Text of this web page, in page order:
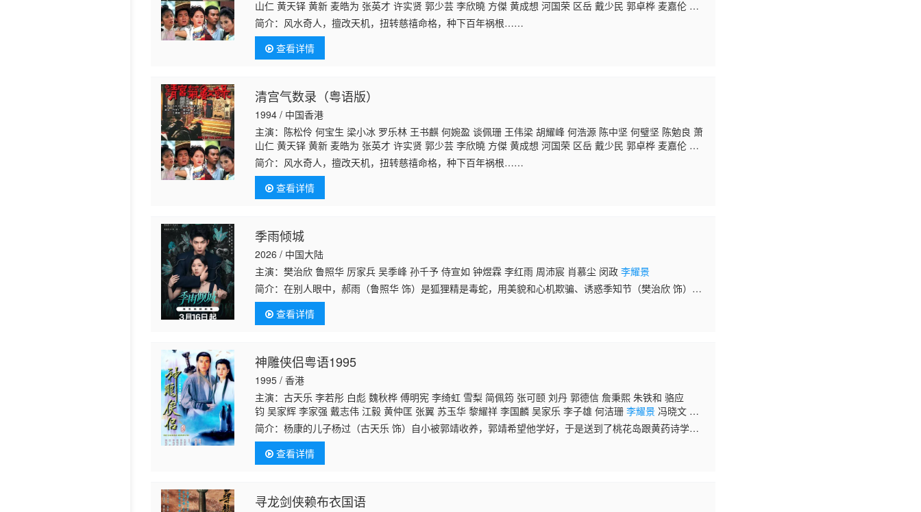
山仁 黄天铎 黄新 麦皓为 张英才 许实贤 郭少芸 李欣曉 方傑 黄成想 河国荣 区岳 戴少民 郭卓桦 麦嘉伦 张
延 虞天伟 黎秀英 黄炜林 吕剑光 梁钦棋 廖丽丽 黄文标 孙季卿 劉煒全 郑君宁 冯素波 萧玉燕 冯瑞珍
景邓煜荣 谭一清 林家栋 李炜祺 邓汝超 凌汉 林珮君 蒋文端 王维德 邵卓尧 黄仲匡 刘桂芳 陈荣峻 游飙 薛
纯基 陆丽燕 温双燕 余慕莲 陈燕航
简介： 风水奇人，擅改天机，扭转慈禧命格，种下百年祸根……
查看详情
清宫气数录（粤语版）
1994 / 中国香港
主演：陈松伶 何宝生 梁小冰 罗乐林 王书麒 何婉盈 谈佩珊 王伟梁 胡耀峰 何浩源 陈中坚 何璧坚 陈勉良 萧
山仁 黄天铎 黄新 麦皓为 张英才 许实贤 郭少芸 李欣曉 方傑 黄成想 河国荣 区岳 戴少民 郭卓桦 麦嘉伦 张
延 虞天伟 黎秀英 黄炜林 吕剑光 梁钦棋 廖丽丽 黄文标 孙季卿 劉煒全 郑君宁 冯素波 萧玉燕 冯瑞珍
景邓煜荣 谭一清 林家栋 李炜祺 邓汝超 凌汉 林珮君 蒋文端 王维德 邵卓尧 黄仲匡 刘桂芳 陈荣峻 游飙 薛
纯基 陆丽燕 温双燕 余慕莲 陈燕航
简介： 风水奇人，擅改天机，扭转慈禧命格，种下百年祸根……
查看详情
季雨倾城
2026 / 中国大陆
主演：樊治欣 鲁照华 厉家兵 吴季峰 孙千予 侍宣如 钟煜霖 李红雨 周沛宸 肖慕尘 闵政李耀景
简介：在别人眼中，郝雨（鲁照华 饰）是狐狸精是毒蛇，用美貌和心机欺骗、诱惑季知节（樊治欣 饰）给
警方传递情报，而季知节却一次次在她的温柔陷阱里沦陷，帮她掩护任她摆布，一次比一次更信任她。 但
别人不知道的是，
查看详情
神雕侠侣粤语1995
1995 / 香港
主演：古天乐 李若彤 白彪 魏秋桦 傅明宪 李绮虹 雪梨 简佩筠 张可颐 刘丹 郭德信 詹秉熙 朱铁和 骆应
钧 吴家辉 李家强 戴志伟 江毅 黄仲匡 张翼 苏玉华 黎耀祥 李国麟 吴家乐 李子雄 何洁珊李耀景 冯晓文 刘
江 李丽丽 陈启泰 蔡云霞 李桂英 黄智贤 温文英 刘家辉 冯素波 廖骏雄 李子奇 关菁 张鸿昌 罗兰 张延 黎汉
持 马海伦 蔡国庆 鲁振顺 焦雄 麦子云 陈狄克 廖丽丽 陈安莹 虞天伟 博君 游飙 吕剑光 孙季卿 区岳 罗君
左 戴少民 邓汝超 伍文生 汤俊明 张宏伟 薛纯基 何金灵 简文达
简介：杨康的儿子杨过（古天乐 饰）自小被郭靖收养，郭靖希望他学好，于是送到了桃花岛跟黄药诗学
习。杨过在桃花岛上整日被郭芙和大、小武欺负，一气之下独自出走了。杨过被古墓派的小龙女（李若彤
饰）收留，认她作
查看详情
寻龙剑侠赖布衣国语